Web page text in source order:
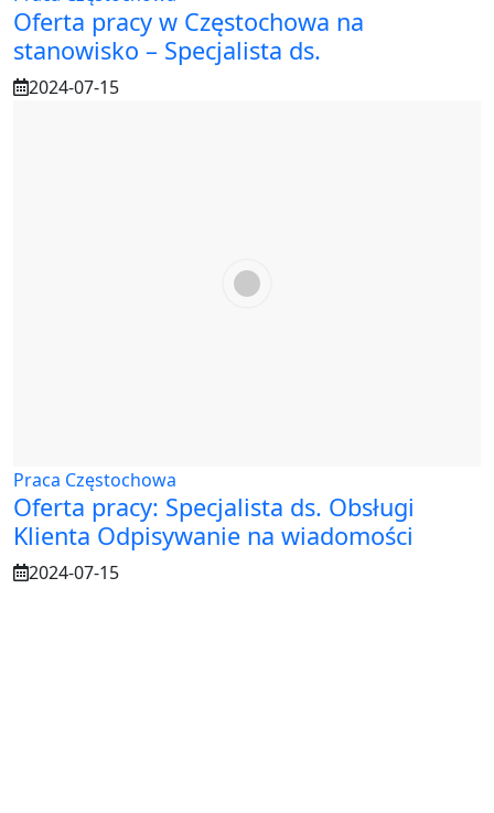
Oferta pracy w Częstochowa na
stanowisko – Specjalista ds.
2024-07-15
Praca Częstochowa
Oferta pracy: Specjalista ds. Obsługi
Klienta Odpisywanie na wiadomości
2024-07-15